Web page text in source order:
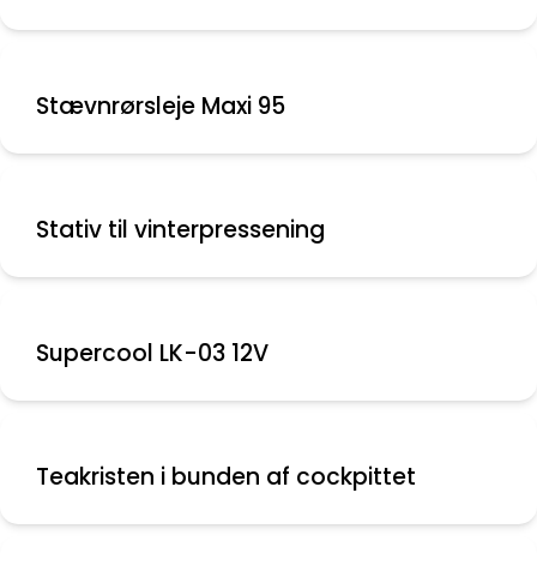
Stævnrørsleje Maxi 95
Stativ til vinterpressening
Supercool LK-03 12V
Teakristen i bunden af cockpittet